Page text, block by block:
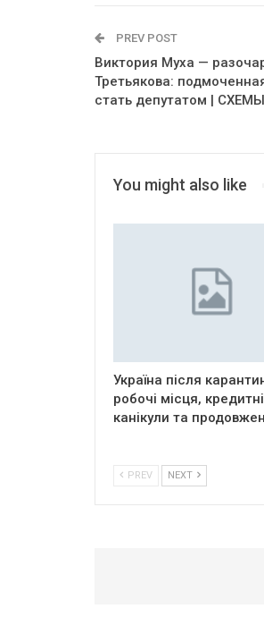
PREV POST
Виктория Муха —
Третьякова:
стать депутатом | СХЕМЫ
You might also like
Україна після
робочі місця, кредитні
канікули та
PREV NEXT